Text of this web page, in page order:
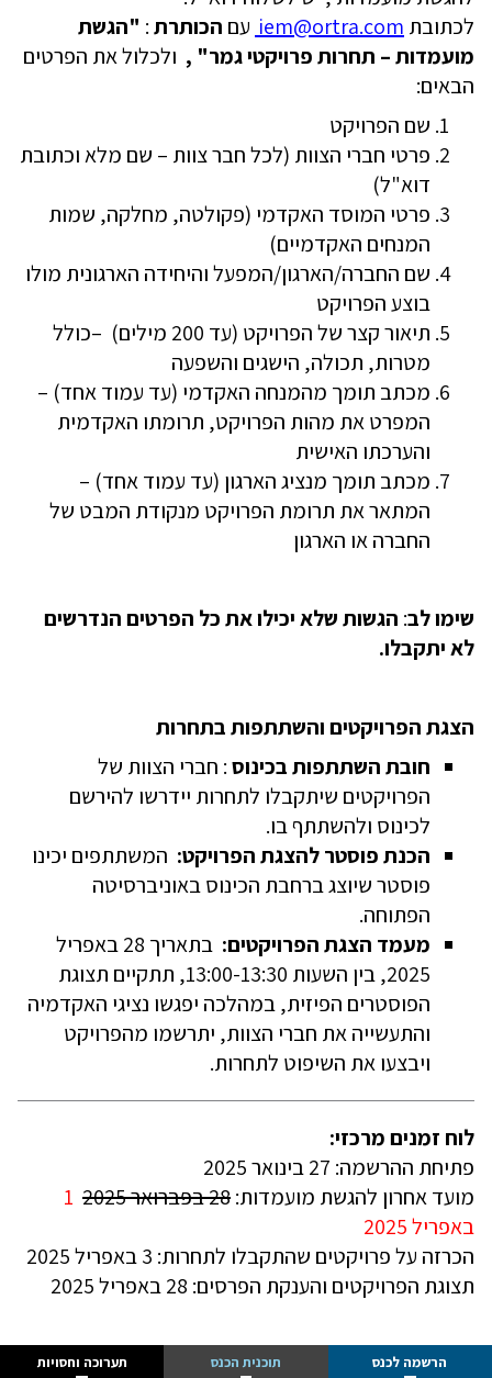
לכתובת iem@ortra.com עם הכותרת: "הגשת
מועמדות – תחרות פרויקטי גמר" , ולכלול את הפרטים
הבאים:
שם הפרויקט
פרטי חברי הצוות (לכל חבר צוות – שם מלא וכתובת
דוא"ל)
פרטי המוסד האקדמי )פקולטה, מחלקה, שמות
המנחים האקדמיים(
שם החברה/הארגון/המפעל והיחידה הארגונית מולו
בוצע הפרויקט
תיאור קצר של הפרויקט (עד 200 מילים)
–כולל
מטרות, תכולה, הישגים והשפעה
מכתב תומך מהמנחה האקדמי (עד עמוד אחד) –
המפרט את מהות הפרויקט, תרומתו האקדמית
והערכתו האישית
מכתב תומך מנציג הארגון (עד עמוד אחד) –
המתאר את תרומת הפרויקט מנקודת המבט של
החברה או הארגון
שימו לב: הגשות שלא יכילו את כל הפרטים הנדרשים
לא יתקבלו.
הצגת הפרויקטים והשתתפות בתחרות
חובת השתתפות בכינוס: חברי הצוות של
הפרויקטים שיתקבלו לתחרות יידרשו להירשם
לכינוס ולהשתתף בו.
הכנת פוסטר להצגת הפרויקט: המשתתפים יכינו
פוסטר שיוצג ברחבת הכינוס באוניברסיטה
הפתוחה.
מעמד הצגת הפרויקטים:
בתאריך 28 באפריל
2025, בין השעות 13:00-13:30, תתקיים תצוגת
הפוסטרים הפיזית, במהלכה יפגשו נציגי האקדמיה
והתעשייה את חברי הצוות, יתרשמו מהפרויקט
ויבצעו את השיפוט לתחרות.
לוח זמנים מרכזי:
פתיחת ההרשמה: 27 בינואר 2025
מועד אחרון להגשת מועמדות:28 בפברואר 2025
1
באפריל 2025
הכרזה על פרויקטים שהתקבלו לתחרות: 3 באפריל 2025
תצוגת הפרויקטים והענקת הפרסים: 28 באפריל 2025
הרשמה לכנס תוכנית הכנס תערוכה וחסויות